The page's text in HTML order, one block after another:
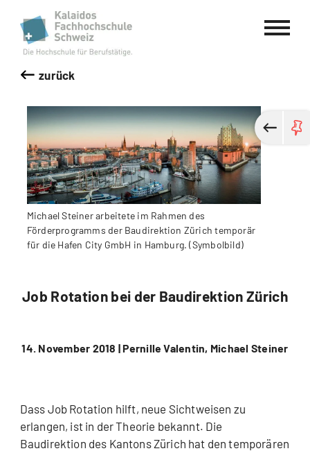
Kalaidos Fachhochschule Schweiz
zurück
Michael Steiner arbeitete im Rahmen des
Förderprogramms der Baudirektion Zürich temporär
für die Hafen City GmbH in Hamburg. (Symbolbild)
Job Rotation bei der Baudirektion Zürich
14. November 2018 |Pernille Valentin, Michael Steiner
Dass Job Rotation hilft, neue Sichtweisen zu
erlangen, ist in der Theorie bekannt. Die
Baudirektion des Kantons Zürich hat den temporären